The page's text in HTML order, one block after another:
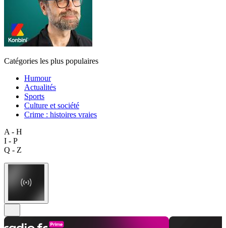
Catégories les plus populaires
Humour
Actualités
Sports
Culture et société
Crime : histoires vraies
A - H
I - P
Q - Z